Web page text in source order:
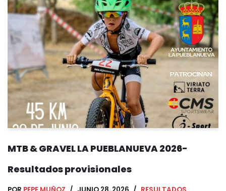
MTB & GRAVEL LA PUEBLANUEVA 2026-
Resultados provisionales